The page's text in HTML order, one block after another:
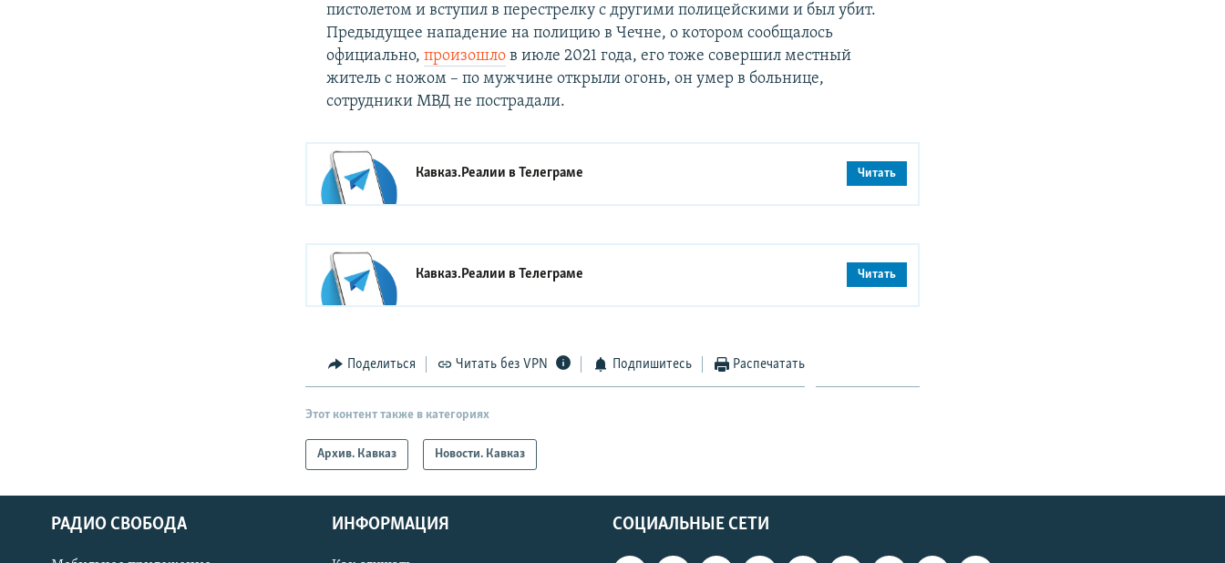
пистолетом и вступил в перестрелку с другими полицейскими и был убит.
Предыдущее нападение на полицию в Чечне, о котором сообщалось
официально, произошлов июле 2021 года, его тоже совершил местный
житель с ножом – по мужчине открыли огонь, он умер в больнице,
сотрудники МВД не пострадали.
Кавказ.Реалии вТелеграме Читать
Кавказ.Реалии вТелеграме Читать
Поделиться Читать без VPN Подпишитесь Распечатать
Этот контент также в категориях
Архив. Кавказ Новости. Кавказ
СОЦИАЛЬНЫЕ СЕТИ
РАДИО СВОБОДА ИНФОРМАЦИЯ